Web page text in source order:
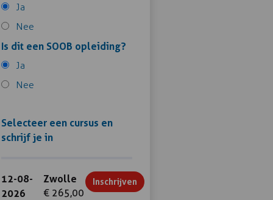
Ja
Nee
Is dit een SOOB opleiding?
Ja
Nee
Selecteer een cursus en
schrijf je in
12-08-
2026
Zwolle
€ 265,00
Inschrijven